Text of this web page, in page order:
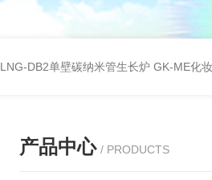
LNG-DB2单壁碳纳米管生长炉 GK-ME化
产品中心 / PRODUCTS